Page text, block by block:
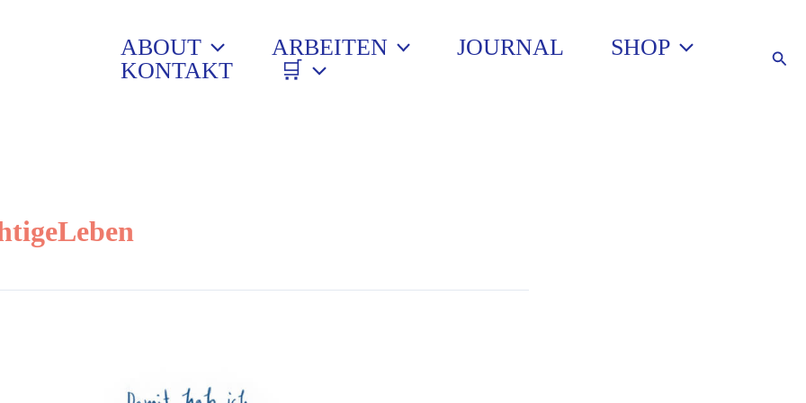
ABOUT ARBEITEN JOURNAL
SHOP
KONTAKT
🛒